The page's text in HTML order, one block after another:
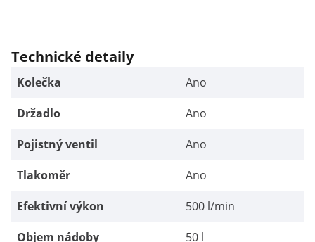
Technické detaily
Kolečka
Ano
Držadlo
Ano
Pojistný ventil
Ano
Tlakoměr
Ano
Efektivní výkon
500 l/min
Objem nádoby
50 l